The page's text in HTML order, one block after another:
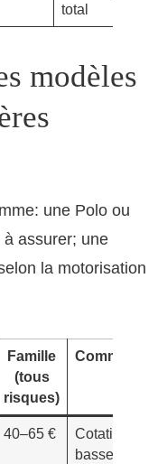
total
modèles
une Polo ou
assurer; une
la motorisation
Famille
(tous
risques)
Commentaire
40–65 €
Cotations
basses,